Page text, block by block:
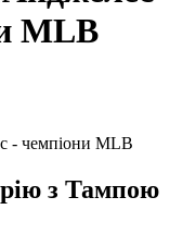
MLB
з Тампою